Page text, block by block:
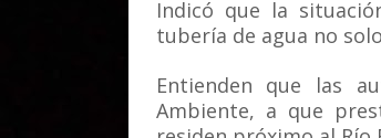
Indicó que la
tubería de agua no
Entienden que las
Ambiente, a que